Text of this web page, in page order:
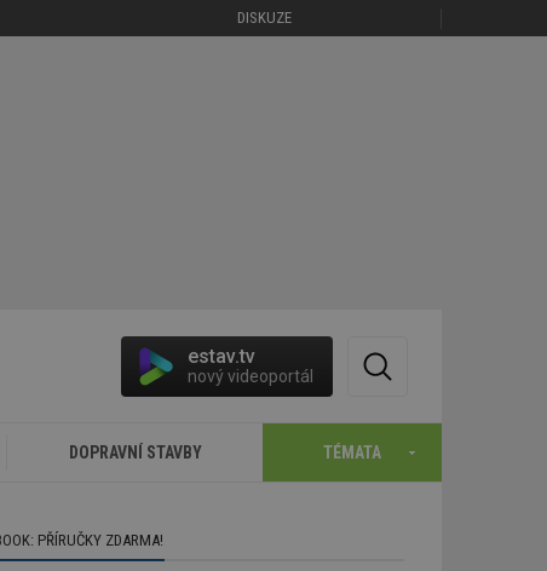
DISKUZE
estav.tv
nový videoportál
DOPRAVNÍ STAVBY TÉMATA
PŘÍRUČKY ZDARMA!